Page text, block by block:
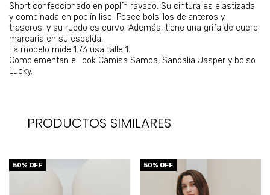
Short confeccionado en poplín rayado. Su cintura es elastizada
y combinada en poplín liso. Posee bolsillos delanteros y
traseros, y su ruedo es curvo. Además, tiene una grifa de cuero
marcaria en su espalda.
La modelo mide 1.73 usa talle 1.
Complementan el look Camisa Samoa, Sandalia Jasper y bolso
Lucky.
PRODUCTOS SIMILARES
50% OFF 50% OFF